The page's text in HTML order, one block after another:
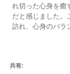
れ切った心身を癒
だと感じました。
訪れ、心身のバラ
共有: